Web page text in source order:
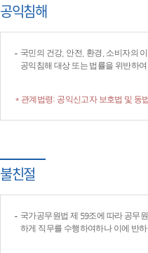
공익침해
국민의 건강, 안전, 환경, 소비자의
공익침해 대상 또는 법률을 위반하
* 관계법령: 공익신고자 보호법 및 동
불친절
국가공무원법 제 59조에 따라 공무
하게 직무를 수행하여하나 이에 반